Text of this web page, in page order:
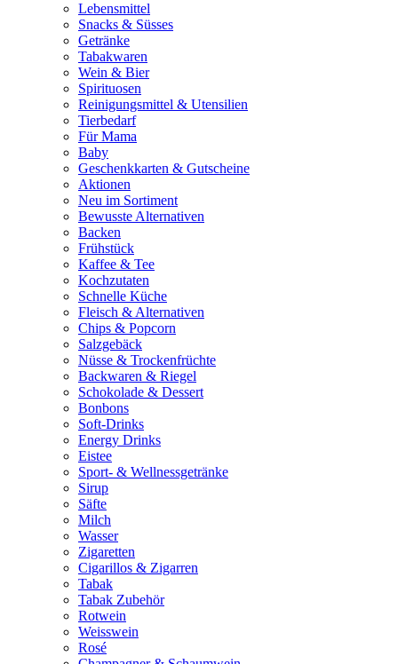
Lebensmittel
Snacks & Süsses
Getränke
Tabakwaren
Wein & Bier
Spirituosen
Reinigungsmittel & Utensilien
Tierbedarf
Für Mama
Baby
Geschenkkarten & Gutscheine
Aktionen
Neu im Sortiment
Bewusste Alternativen
Backen
Frühstück
Kaffee & Tee
Kochzutaten
Schnelle Küche
Fleisch & Alternativen
Chips & Popcorn
Salzgebäck
Nüsse & Trockenfrüchte
Backwaren & Riegel
Schokolade & Dessert
Bonbons
Soft-Drinks
Energy Drinks
Eistee
Sport- & Wellnessgetränke
Sirup
Säfte
Milch
Wasser
Zigaretten
Cigarillos & Zigarren
Tabak
Tabak Zubehör
Rotwein
Weisswein
Rosé